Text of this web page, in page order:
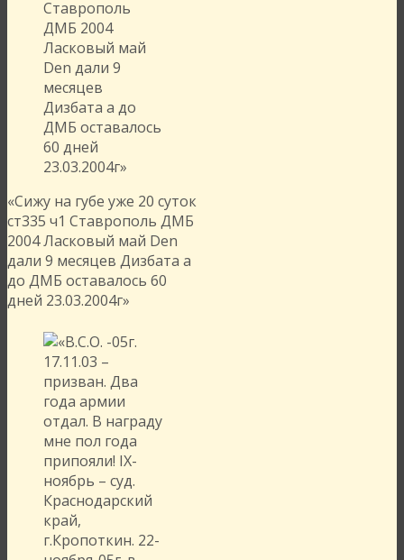
«Сижу на губе уже 20 суток
ст335 ч1 Ставрополь ДМБ
2004 Ласковый май Den
дали 9 месяцев Дизбата а
до ДМБ оставалось 60
дней 23.03.2004г»